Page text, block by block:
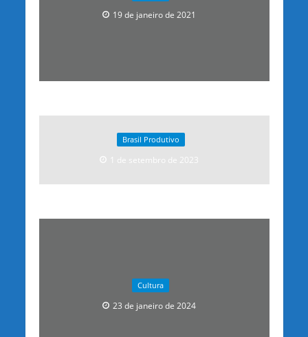
19 de janeiro de 2021
Brasil Produtivo
1 de setembro de 2023
Cultura
23 de janeiro de 2024